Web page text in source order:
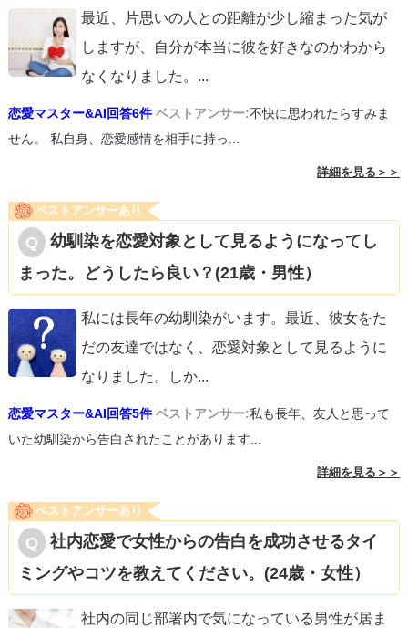
最近、片思いの人との距離が少し縮まった気が
しますが、自分が本当に彼を好きなのかわから
なくなりました。 ...
恋愛マスター&AI回答6件 ベストアンサー:不快に思われたらすみま
せん。 私自身、恋愛感情を相手に持っ...
詳細を見る＞＞
ベストアンサーあり
幼馴染を恋愛対象として見るようになってし
まった。どうしたら良い？(21歳・男性）
私には長年の幼馴染がいます。最近、彼女をた
だの友達ではなく、恋愛対象として見るように
なりました。しか...
恋愛マスター&AI回答5件 ベストアンサー:私も長年、友人と思って
いた幼馴染から告白されたことがあります...
詳細を見る＞＞
ベストアンサーあり
社内恋愛で女性からの告白を成功させるタイ
ミングやコツを教えてください。(24歳・女性）
社内の同じ部署内で気になっている男性が居ま